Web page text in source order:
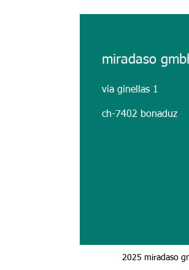
fiera PLAST
miradaso
via ginellas 1
ch-7402 bonaduz
2025 miradaso